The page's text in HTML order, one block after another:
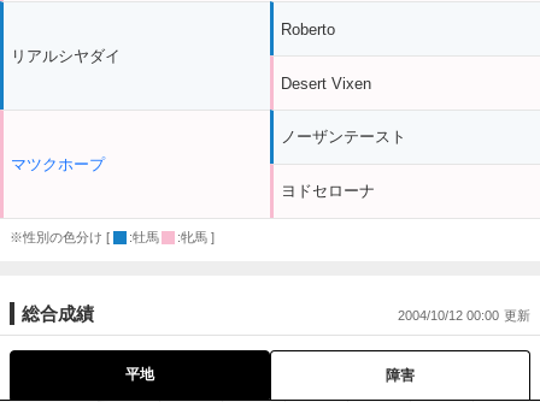
リアルシヤダイ
マツクホープ
Roberto
Desert Vixen
ノーザンテースト
ヨドセローナ
※性別の色分け [ :牡馬 :牝馬 ]
総合成績 2004/10/12 00:00
平地 障害